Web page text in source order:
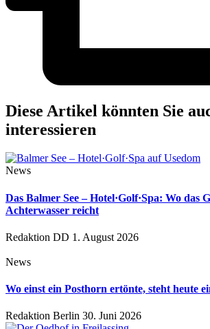
Diese Artikel könnten Sie
interessieren
News
Das Balmer See – Hotel·Golf·Spa: Wo das
Achterwasser reicht
Redaktion DD 1. August 2026
News
Wo einst ein Posthorn ertönte, steht heute
Redaktion Berlin 30. Juni 2026